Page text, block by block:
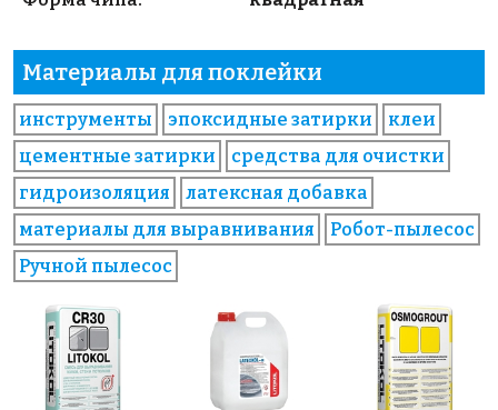
Материалы для поклейки
инструменты эпоксидные затирки
клеи
цементные затирки
средства для очистки
гидроизоляция
латексная добавка
материалы для выравнивания
Робот-пылесос
Ручной пылесос